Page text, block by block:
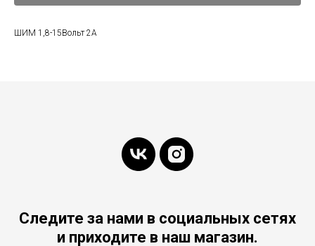
ШИМ 1,8-15Вольт 2А
Следите за нами в социальных сетях
и приходите в наш магазин.